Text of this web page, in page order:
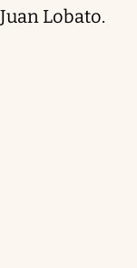
Juan Lobato.